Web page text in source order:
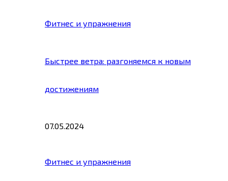
Фитнес и упражнения
Быстрее ветра: разгоняемся к новым
достижениям
07.05.2024
Фитнес и упражнения